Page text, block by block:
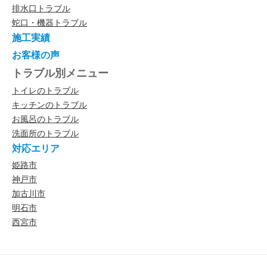
排水口トラブル
蛇口・機器トラブル
施工実績
お客様の声
トラブル別メニュー
トイレのトラブル
キッチンのトラブル
お風呂のトラブル
洗面所のトラブル
対応エリア
姫路市
神戸市
加古川市
明石市
西宮市